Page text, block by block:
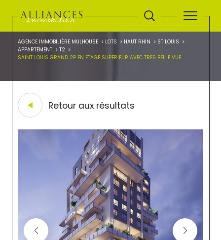
AGENCE IMMOBILIÈRE MULHOUSE LOTS HAUT RHIN
ST LOUIS
APPARTEMENT
T2
SAINT LOUIS GRAND 2P EN ETAGE SUPERIEUR AVEC TRES BELLE VUE
Retour aux résultats